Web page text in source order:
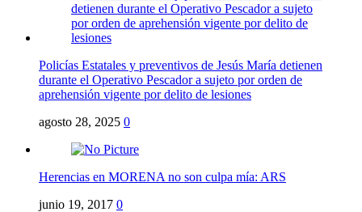
Policías Estatales y preventivos de Jesús María detienen
durante el Operativo Pescador a sujeto por orden de
aprehensión vigente por delito de lesiones
agosto 28, 2025 0
Herencias en MORENA no son culpa mía: ARS
junio 19, 2017 0